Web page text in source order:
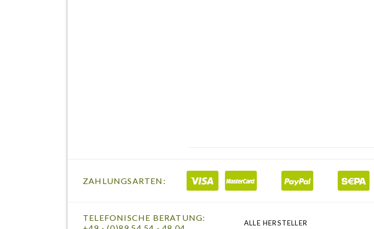
ZAHLUNGSARTEN:
TELEFONISCHE BERATUNG:
ALLE HERSTELLER